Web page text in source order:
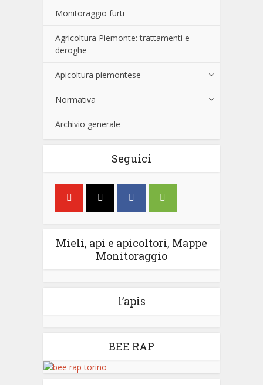
Monitoraggio furti
Agricoltura Piemonte: trattamenti e
deroghe
Apicoltura piemontese
Normativa
Archivio generale
Seguici
Mieli, api e apicoltori, Mappe
Monitoraggio
l’apis
BEE RAP